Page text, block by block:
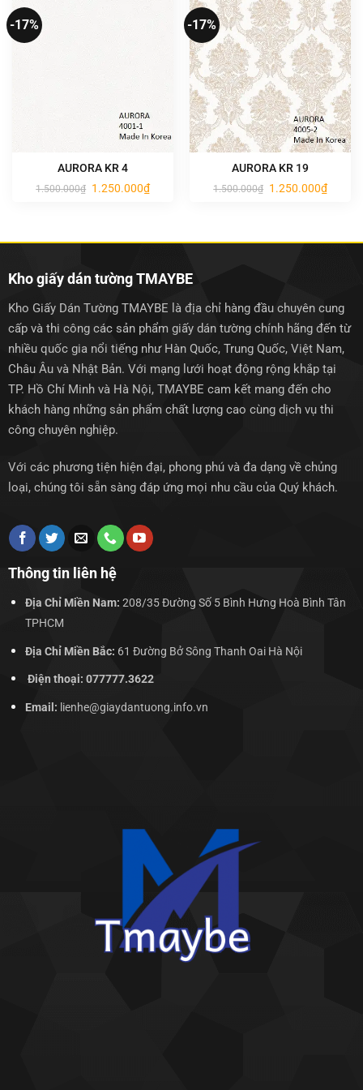
-17%
AURORA KR 4
1.500.000₫ Giá
gốc
1.250.000₫Giá
hiện
-17%
AURORA KR 19
1.500.000₫ Giá
gốc
1.250.000₫Giá
hiện
Kho giấy dán tường TMAYBE
Kho Giấy Dán Tường TMAYBE là địa chỉ hàng đầu chuyên cung
cấp và thi công các sản phẩm giấy dán tường chính hãng đến từ
nhiều quốc gia nổi tiếng như Hàn Quốc, Trung Quốc, Việt Nam,
Châu Âu và Nhật Bản. Với mạng lưới hoạt động rộng khắp tại
TP. Hồ Chí Minh và Hà Nội, TMAYBE cam kết mang đến cho
khách hàng những sản phẩm chất lượng cao cùng dịch vụ thi
công chuyên nghiệp.
Với các phương tiện hiện đại, phong phú và đa dạng về chủng
loại, chúng tôi sẵn sàng đáp ứng mọi nhu cầu của Quý khách.
Thông tin liên hệ
Địa Chỉ Miền Nam: 208/35 Đường Số 5 Bình Hưng Hoà Bình Tân
TPHCM
Địa Chỉ Miền Bắc: 61 Đường Bở Sông Thanh Oai Hà Nội
Điện thoại: 077777.3622
Email: lienhe@giaydantuong.info.vn